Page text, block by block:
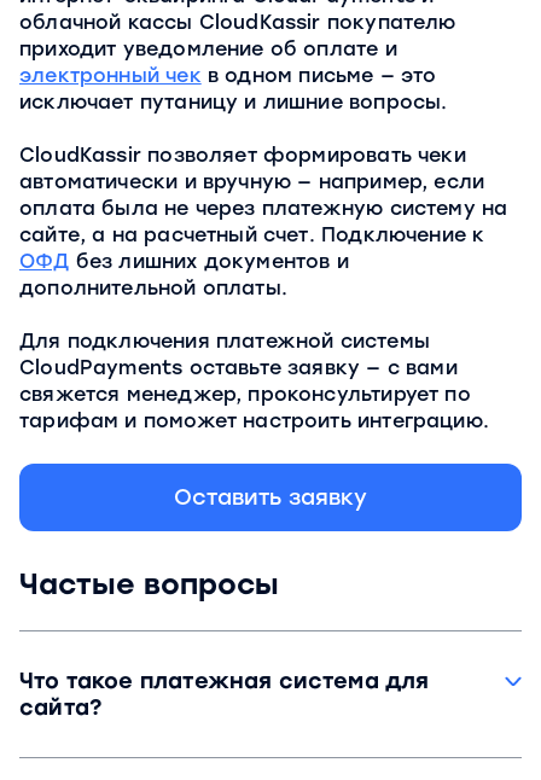
облачной кассы CloudKassir покупателю
приходит уведомление об оплате и
электронный чек в одном письме — это
исключает путаницу и лишние вопросы.
CloudKassir позволяет формировать чеки
автоматически и вручную — например, если
оплата была не через платежную систему на
сайте, а на расчетный счет. Подключение к
ОФД без лишних документов и
дополнительной оплаты.
Для подключения платежной системы
CloudPayments оставьте заявку — с вами
свяжется менеджер, проконсультирует по
тарифам и поможет настроить интеграцию.
Оставить заявку
Частые вопросы
Что такое платежная система для
сайта?